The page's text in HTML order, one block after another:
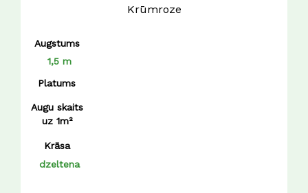
Krūmroze
Augstums
1,5 m
Platums
Augu skaits
uz 1m²
Krāsa
dzeltena